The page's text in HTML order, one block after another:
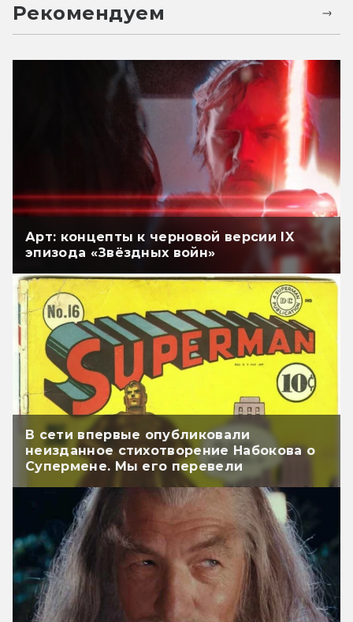
Рекомендуем
Арт: концепты к черновой версии IX
эпизода «Звёздных войн»
В сети впервые опубликовали
неизданное стихотворение Набокова о
Супермене. Мы его перевели